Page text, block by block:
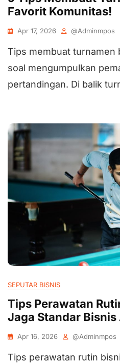
Favorit Komunitas!
Apr 17, 2026 @adminmpos
Tips membuat turnamen
soal mengumpulkan
pertandingan. Di balik
SEPUTAR BISNIS
Tips Perawatan
Jaga Standar Bisnis
Apr 16, 2026 @adminmpos
Tips perawatan rutin